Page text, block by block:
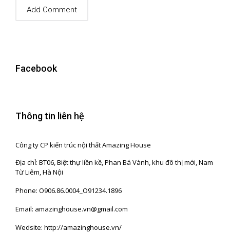
Facebook
Thông tin liên hệ
Công ty CP kiến trúc nội thất Amazing House
Địa chỉ: BT06, Biệt thự liền kề, Phan Bá Vành, khu đô thị mới, Nam
Từ Liêm, Hà Nội
Phone: O906.86.0004_O91234.1896
Email: amazinghouse.vn@gmail.com
Wedsite: http://amazinghouse.vn/